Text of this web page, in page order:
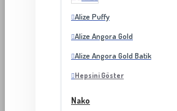
Alize Puffy
Alize Angora Gold
Alize Angora Gold Batik
Hepsini Göster
Nako